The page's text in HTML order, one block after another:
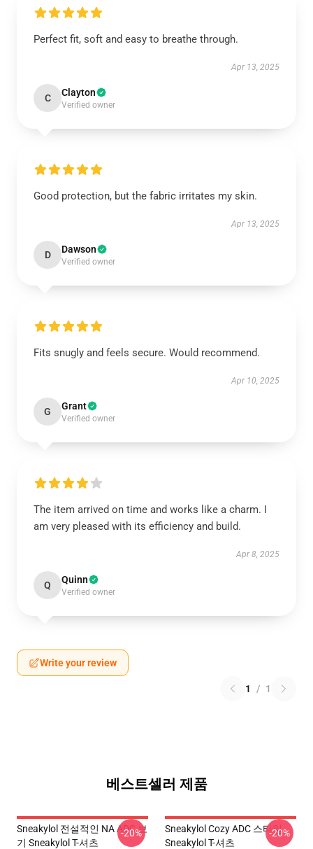
Perfect fit, soft and easy to breathe through.
Apr 13, 2025
C Clayton
Verified owner
Good protection, but the fabric irritates my skin.
Apr 13, 2025
D Dawson
Verified owner
Fits snugly and feels secure. Would recommend.
Apr 10, 2025
G Grant
Verified owner
The item arrived on time and works like a charm. I
am very pleased with its efficiency and build.
Apr 8, 2025
Q Quinn
Verified owner
Write your review
1 / 1
베스트셀러 제품
Sneakylol 전설적인 NA ADC 보
기 Sneakylol T-셔츠
-20%
Sneakylol Cozy ADC 스타일
Sneakylol T-셔츠
-20%